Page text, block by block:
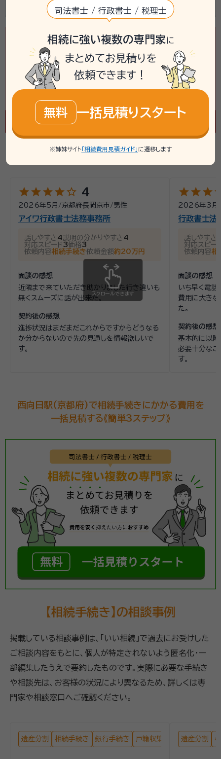
京都府京都市伏見区久我東町1-5
starstarstarstarstar_outline 4
2026年5月 /京都府長岡京市/男性
アイワ行政書士法務事務所
話しやすさ4説明の分かりやすさ4
対応スピード3価格3
依頼内容相続手続き依頼金額約20万円
面談の感想
近隣まで来ていただき助かりました行き違いも
無くスムーズに話が出来た。
契約後の感想
進捗状況はまだまだこれからですからどうなる
か分からないので先の見通しを情報欲しいで
す。
starstarstar
2026年3月
行政書士法
話しやすさ
対応スピー
依頼内容相
面談の感想
いち早く電話
費用に大き
た。
契約後の感想
基本的に以降
必要十分なご
す。
スクロールできます
西向日駅(京都府)で相続手続きにかかる費用を
一括見積する《簡単3ステップ》
【相続手続き】の相談事例
掲載している相談事例は、「いい相続」で過去にお受けした
ご相談内容をもとに、個人が特定されないよう匿名化・一
部編集したうえで要約したものです。実際に必要な手続き
や相談先は、お客様の状況により異なるため、詳しくは専
門家や相談窓口へご確認ください。
遺産分割 相続手続き 銀行手続き 戸籍収集 遺産分割
司法書士 / 行政書士 / 税理士
相続に強い複数の専門家に
まとめてお見積りを
依頼できます！
無料 一括見積りスタート
※姉妹サイト 「相続費用見積ガイド」 に遷移します